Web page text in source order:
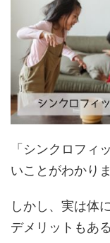
「シンクロフィ
いことがわかり
しかし、実は体
デメリットもあ